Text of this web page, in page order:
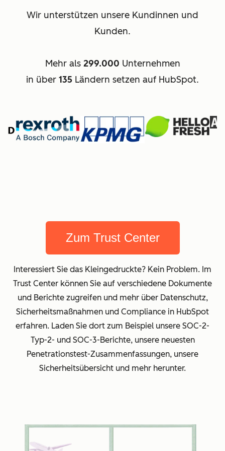
Wir unterstützen unsere Kundinnen und
Kunden.
Mehr als 299.000 Unternehmen
in über 135 Ländern setzen auf HubSpot.
Zum Trust Center
Interessiert Sie das Kleingedruckte? Kein Problem. Im
Trust Center können Sie auf verschiedene Dokumente
und Berichte zugreifen und mehr über Datenschutz,
Sicherheitsmaßnahmen und Compliance in HubSpot
erfahren. Laden Sie dort zum Beispiel unsere SOC-2-
Typ-2- und SOC-3-Berichte, unsere neuesten
Penetrationstest-Zusammenfassungen, unsere
Sicherheitsübersicht und mehr herunter.